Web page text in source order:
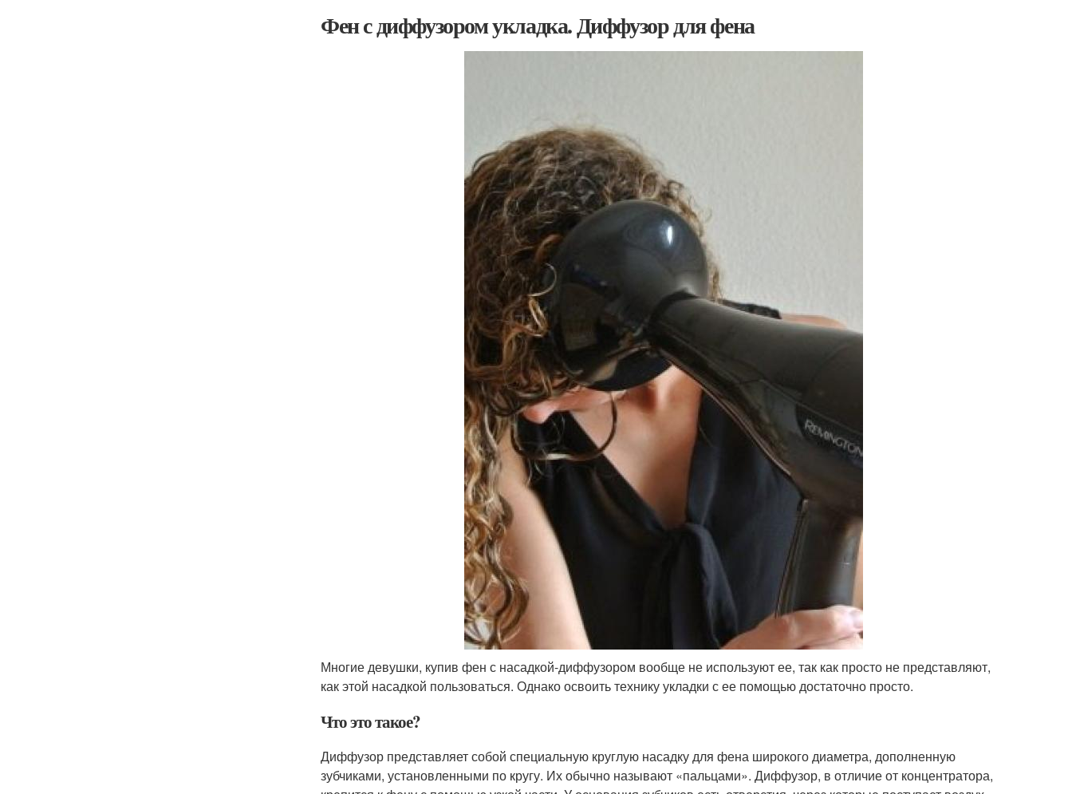
Фен с диффузором укладка. Диффузор для фена
Многие девушки, купив фен с насадкой-диффузором вообще не используют ее, так как просто не представляют,
как этой насадкой пользоваться. Однако освоить технику укладки с ее помощью достаточно просто.
Что это такое?
Диффузор представляет собой специальную круглую насадку для фена широкого диаметра, дополненную
зубчиками, установленными по кругу. Их обычно называют «пальцами». Диффузор, в отличие от концентратора,